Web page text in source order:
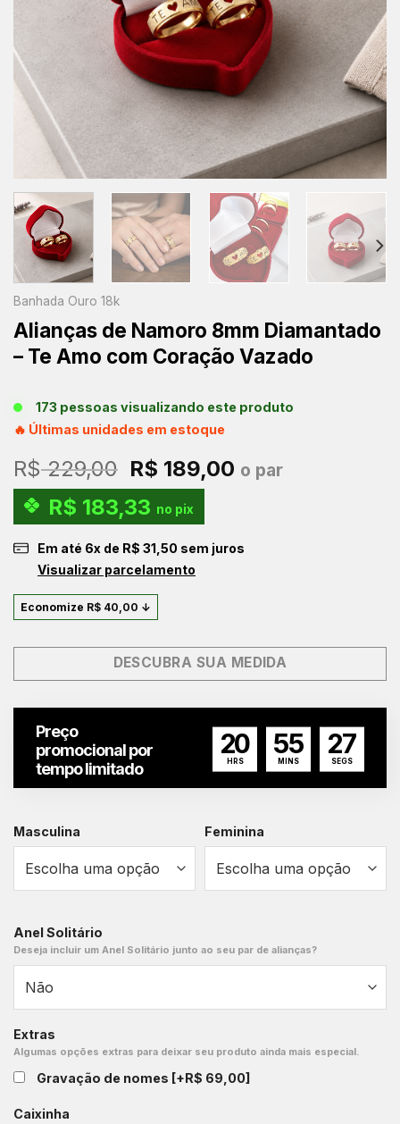
Banhada Ouro 18k
Alianças de Namoro 8mm Diamantado
– Te Amo com Coração Vazado
173 pessoas visualizando este produto
🔥 Últimas unidades em estoque
R$229,00 O
preço
original
era:
R$ 229,00.
R$ 189,00 O
R$ 189,00.
o par
R$ 183,33 no pix
Em até 6x de R$ 31,50 sem juros
Visualizar parcelamento
Economize R$ 40,00 ↓
DESCUBRA SUA MEDIDA
Preço
promocional por
tempo limitado
20
HRS
55
MINS
26
SEGS
Masculina Feminina
Anel Solitário
Deseja incluir um Anel Solitário junto ao seu par de alianças?
Extras
Algumas opções extras para deixar seu produto ainda mais especial.
Gravação de nomes [+R$ 69,00]
Caixinha